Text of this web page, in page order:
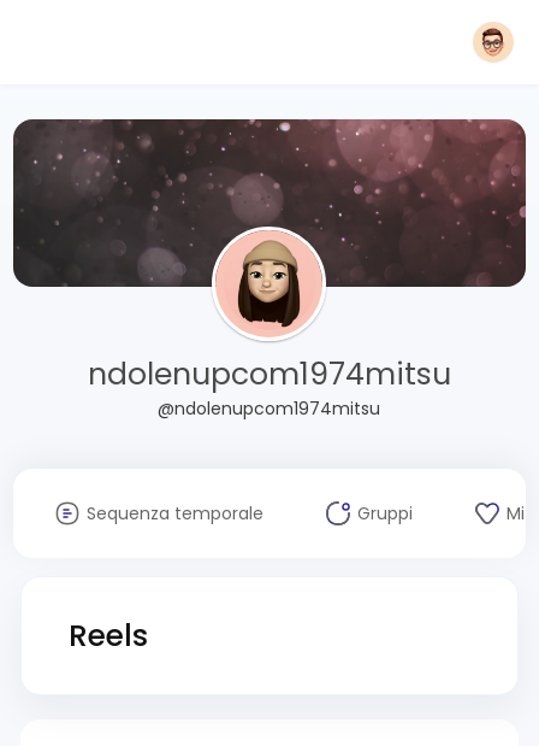
ndolenupcom1974mitsu
@ndolenupcom1974mitsu
Sequenza temporale Gruppi Mi
Reels